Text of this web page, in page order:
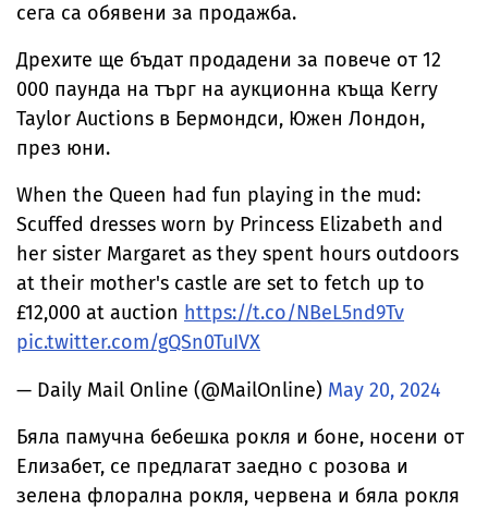
сега са обявени за продажба.
Дрехите ще бъдат продадени за повече от 12
000 паунда на търг на аукционна къща Kerry
Taylor Auctions в Бермондси, Южен Лондон,
през юни.
When the Queen had fun playing in the mud:
Scuffed dresses worn by Princess Elizabeth and
her sister Margaret as they spent hours outdoors
at their mother's castle are set to fetch up to
£12,000 at auction https://t.co/NBeL5nd9Tv
pic.twitter.com/gQSn0TuIVX
— Daily Mail Online (@MailOnline) May 20, 2024
Бяла памучна бебешка рокля и боне, носени от
Елизабет, се предлагат заедно с розова и
зелена флорална рокля, червена и бяла рокля